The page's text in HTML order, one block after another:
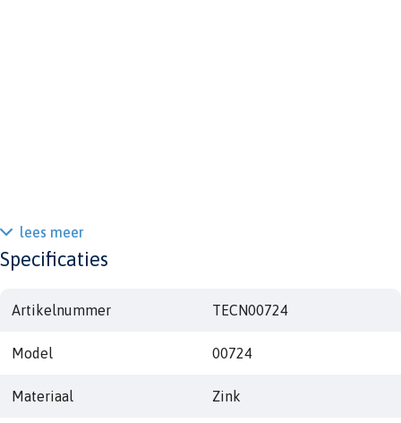
lees meer
Specificaties
Artikelnummer TECN00724
Model 00724
Materiaal Zink